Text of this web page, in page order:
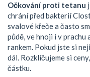
Očkování proti tetanu
chrání před bakterií
svalové křeče a často
půdě, ve hnoji i v prachu
rankem. Pokud jste si
dál. Rozklíčujeme si
částku.